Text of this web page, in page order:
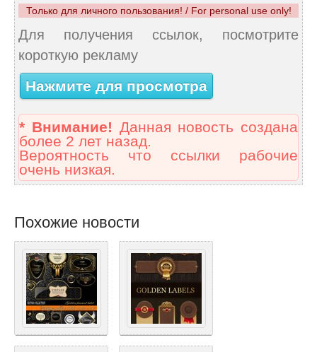
Только для личного пользования! / For personal use only!
Для получения ссылок, посмотрите
короткую рекламу
Нажмите для просмотра
* Внимание! Данная новость создана
более 2 лет назад.
Вероятность что ссылки рабочие
очень низкая.
Похожие новости